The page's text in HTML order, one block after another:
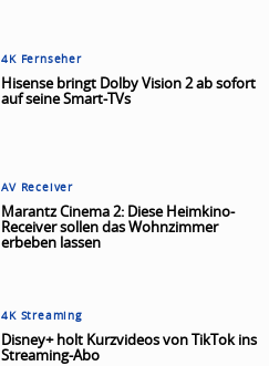
4K Fernseher
Hisense bringt Dolby Vision 2 ab sofort
auf seine Smart-TVs
AV Receiver
Marantz Cinema 2: Diese Heimkino-
Receiver sollen das Wohnzimmer
erbeben lassen
4K Streaming
Disney+ holt Kurzvideos von TikTok ins
Streaming-Abo